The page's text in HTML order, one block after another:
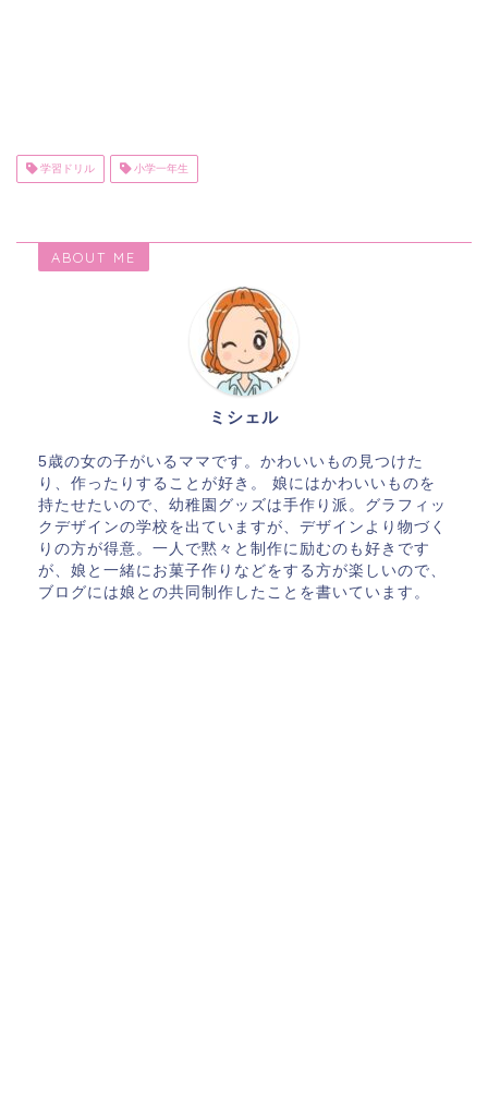
学習ドリル 小学一年生
ABOUT ME
ミシェル
5歳の女の子がいるママです。かわいいもの見つけた
り、作ったりすることが好き。 娘にはかわいいものを
持たせたいので、幼稚園グッズは手作り派。グラフィッ
クデザインの学校を出ていますが、デザインより物づく
りの方が得意。一人で黙々と制作に励むのも好きです
が、娘と一緒にお菓子作りなどをする方が楽しいので、
ブログには娘との共同制作したことを書いています。